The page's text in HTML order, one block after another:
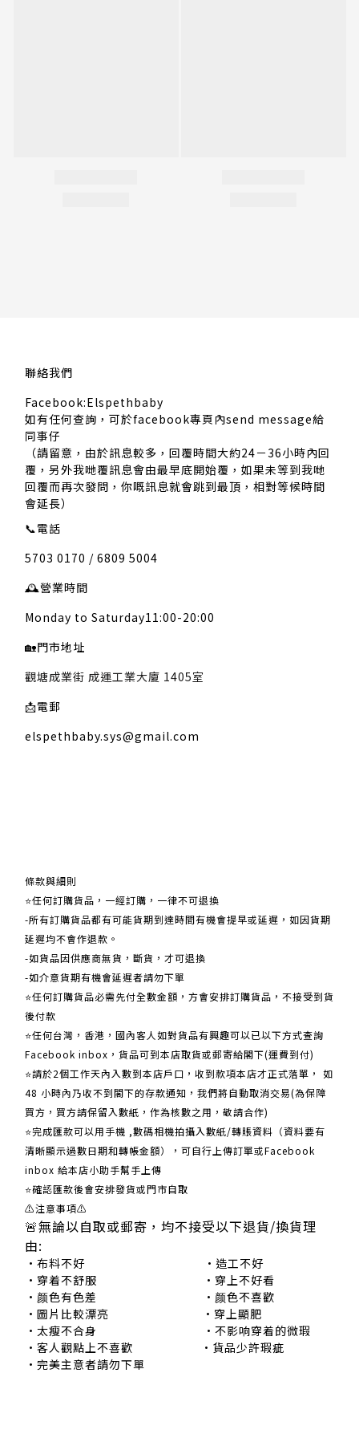
聯絡我們
Facebook:Elspethbaby
如有任何查詢，可於facebook專頁內send message給
同事仔
（請留意，由於訊息較多，回覆時間大約24－36小時內回
覆，另外我哋覆訊息會由最早底開始覆，如果未等到我哋
回覆而再次發問，你嘅訊息就會跳到最頂，相對等候時間
會延長）
📞電話
5703 0170 / 6809 5004
🕰️營業時間
Monday to Saturday11:00-20:00
🏡門市地址
觀塘成業街 成運工業大廈 1405室
📩電郵
elspethbaby.sys@gmail.com
條款與細則
⭐任何訂購貨品，一經訂購，一律不可退換
-所有訂購貨品都有可能貨期到達時間有機會提早或延遲，如因貨期
延遲均不會作退款。
-如貨品因供應商無貨，斷貨，才可退換
-如介意貨期有機會延遲者請勿下單
⭐任何訂購貨品必需先付全數金額，方會安排訂購貨品，不接受到貨
後付款
⭐任何台灣，香港，國內客人如對貨品有興趣可以已以下方式查詢
Facebook inbox，貨品可到本店取貨或郵寄給閣下(運費到付)
​​⭐請於2個工作天內入數到本店戶口，收到款項本店才正式落單， 如
48 小時內乃收不到閣下的存款通知，我們將自動取消交易(為保障
買方，買方請保留入數紙，作為核數之用，敬請合作)
⭐完成匯款可以用手機 ,數碼相機拍攝入數紙/轉賬資料（資料要有
清晰顯示過數日期和轉帳金額），可自行上傳訂單或Facebook
inbox 給本店小助手幫手上傳
⭐確認匯款後會安排發貨或門市自取
⚠注意事項⚠
🚨無論以自取或郵寄，均不接受以下退貨/換貨理
由:
•布料不好 •造工不好
•穿着不舒服 •穿上不好看
•颜色有色差 •颜色不喜歡
•圖片比較漂亮 •穿上顯肥
•太瘦不合身 •不影响穿着的微瑕
•客人觀點上不喜歡 •貨品少許瑕疵
•完美主意者請勿下單